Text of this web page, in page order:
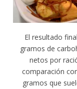
El resultado
gramos de
netos por
comparación
gramos que